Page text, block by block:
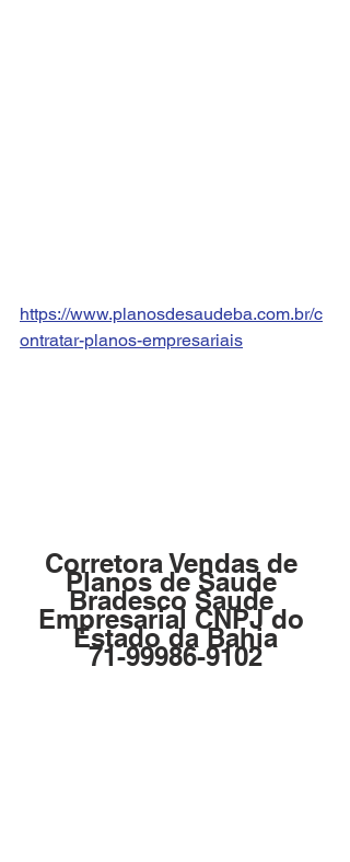
https://www.planosdesaudeba.com.br/c
ontratar-planos-empresariais
Corretora Vendas de
Planos de Saude
Bradesco Saude
Empresarial CNPJ do
Estado da Bahia
71-99986-9102